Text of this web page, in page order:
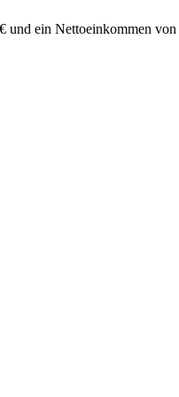
€ und ein Nettoeinkommen von